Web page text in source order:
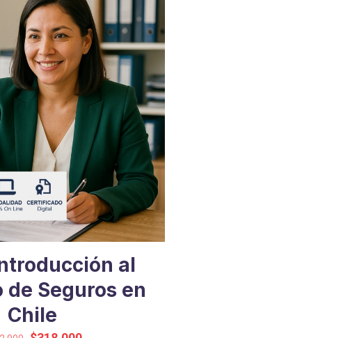
al
de Seguros en
Chile